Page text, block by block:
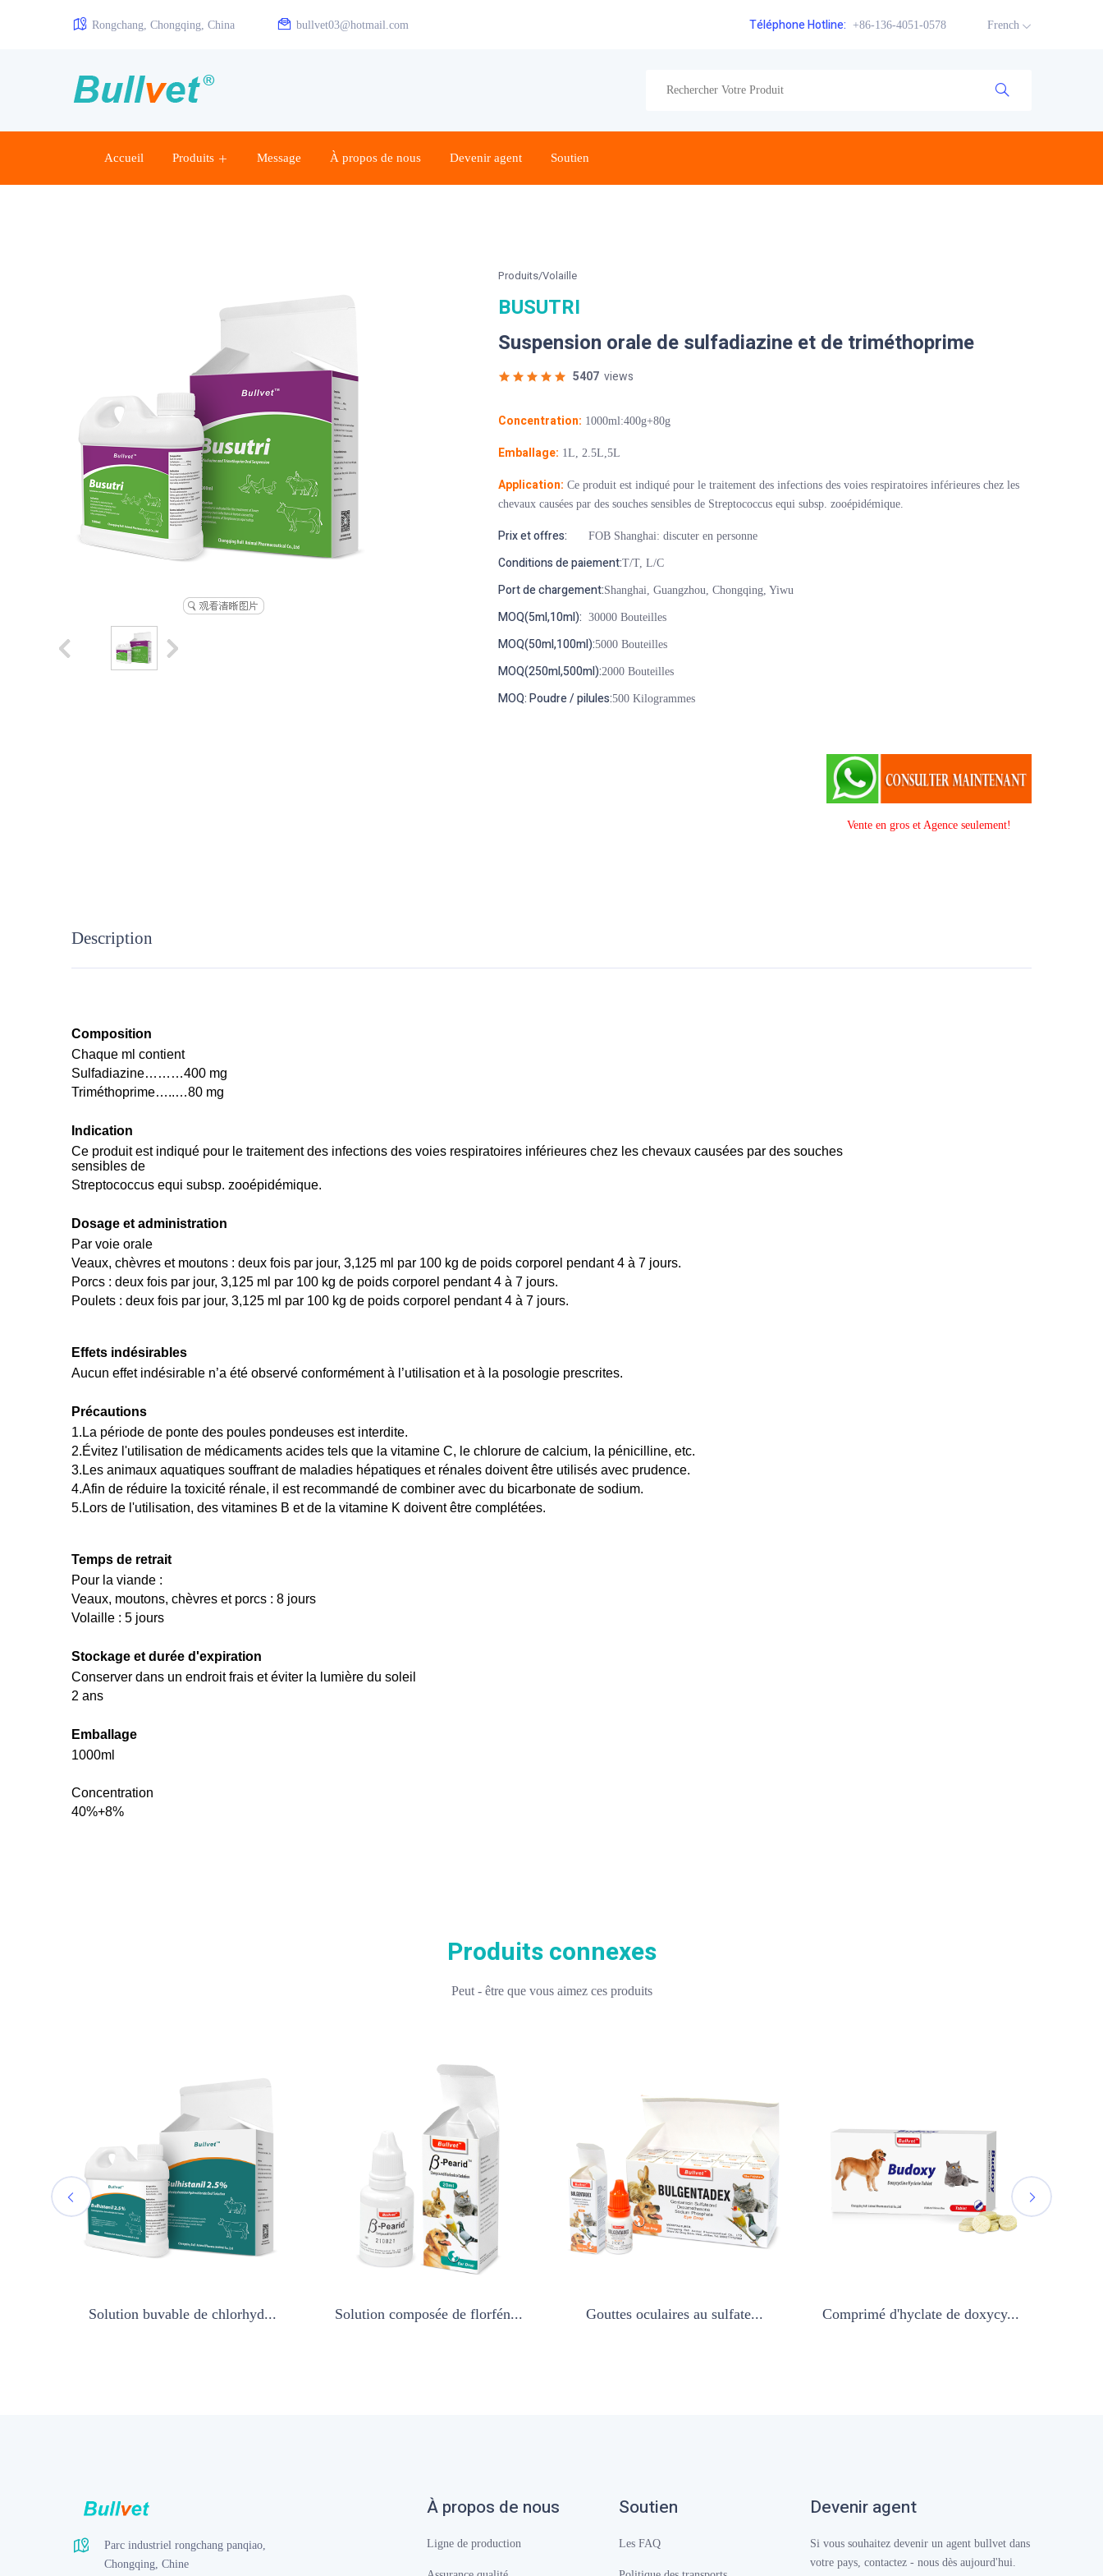
Rongchang, Chongqing, China bullvet03@hotmail.com Téléphone Hotline: +86-136-4051-0578 French
Accueil Produits Message À propos de nous Devenir agent Soutien
Produits/Volaille
BUSUTRI
Suspension orale de sulfadiazine et de triméthoprime
5407 views
Concentration: 1000ml:400g+80g
Emballage: 1L, 2.5L,5L
Application: Ce produit est indiqué pour le traitement des infections des voies respiratoires inférieures chez les
chevaux causées par des souches sensibles de Streptococcus equi subsp. zooépidémique.
Prix et offres: FOB Shanghai: discuter en personne
Conditions de paiement:T/T, L/C
Port de chargement:Shanghai, Guangzhou, Chongqing, Yiwu
MOQ(5ml,10ml): 30000 Bouteilles
MOQ(50ml,100ml):5000 Bouteilles
MOQ(250ml,500ml):2000 Bouteilles
MOQ: Poudre / pilules:500 Kilogrammes
Vente en gros et Agence seulement!
Description
Composition
Chaque ml contient
Sulfadiazine………400 mg
Triméthoprime…..…80 mg
Indication
Ce produit est indiqué pour le traitement des infections des voies respiratoires inférieures chez les chevaux causées par des souches
sensibles de
Streptococcus equi subsp. zooépidémique.
Dosage et administration
Par voie orale
Veaux, chèvres et moutons : deux fois par jour, 3,125 ml par 100 kg de poids corporel pendant 4 à 7 jours.
Porcs : deux fois par jour, 3,125 ml par 100 kg de poids corporel pendant 4 à 7 jours.
Poulets : deux fois par jour, 3,125 ml par 100 kg de poids corporel pendant 4 à 7 jours.
Effets indésirables
Aucun effet indésirable n’a été observé conformément à l’utilisation et à la posologie prescrites.
Précautions
1.La période de ponte des poules pondeuses est interdite.
2.Évitez l'utilisation de médicaments acides tels que la vitamine C, le chlorure de calcium, la pénicilline, etc.
3.Les animaux aquatiques souffrant de maladies hépatiques et rénales doivent être utilisés avec prudence.
4.Afin de réduire la toxicité rénale, il est recommandé de combiner avec du bicarbonate de sodium.
5.Lors de l'utilisation, des vitamines B et de la vitamine K doivent être complétées.
Temps de retrait
Pour la viande :
Veaux, moutons, chèvres et porcs : 8 jours
Volaille : 5 jours
Stockage et durée d'expiration
Conserver dans un endroit frais et éviter la lumière du soleil
2 ans
Emballage
1000ml
Concentration
40%+8%
Produits connexes
Peut - être que vous aimez ces produits
Solution buvable de chlorhyd... Solution composée de florfén... Gouttes oculaires au sulfate... Comprimé d'hyclate de doxycy...
Parc industriel rongchang panqiao,
Chongqing, Chine
À propos de nous
Ligne de production
Soutien
Les FAQ
Devenir agent
Si vous souhaitez devenir un agent bullvet dans
votre pays, contactez - nous dès aujourd'hui.